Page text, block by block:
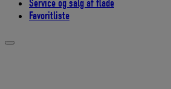
Service og salg af flåde
Favoritliste